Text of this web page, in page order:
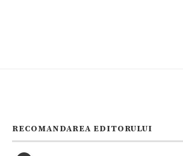
RECOMANDAREA EDITORULUI